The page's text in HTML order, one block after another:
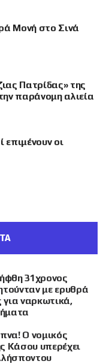
Μονή στο Σινά
Πατρίδας» της
παράνομη αλιεία
επιμένουν οι
31χρονος
με ερυθρά
για ναρκωτικά,
Ο νομικός
Κάσου υπερέχει